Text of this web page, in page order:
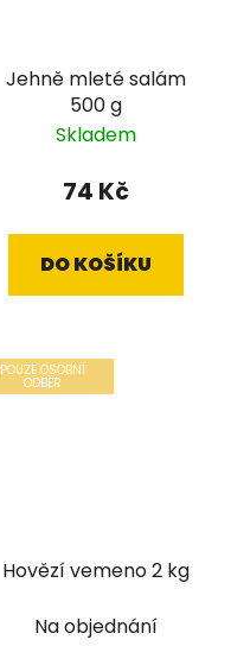
Jehně mleté salám
500 g
Skladem
74 Kč
DO KOŠÍKU
POUZE OSOBNÍ
ODBĚR
Hovězí vemeno 2 kg
Na objednání